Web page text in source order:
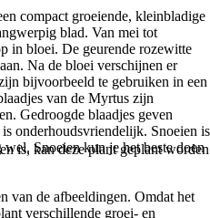
is, kan deze plant geplant worden
compact groeiende, kleinbladige
blad. Van mei tot
in bloei. De geurende rozewitte
Na de bloei verschijnen er
bijvoorbeeld te gebruiken in een
van de Myrtus zijn
Gedroogde blaadjes geven
onderhoudsvriendelijk. Snoeien is
wel. Snoeien kun je het beste doen
van de afbeeldingen. Omdat het
verschillende groei- en